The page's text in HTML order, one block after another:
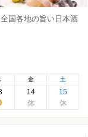
国各地の旨い日本酒
金
14
土
15